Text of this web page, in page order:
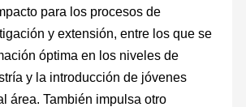
para los procesos de
y extensión, entre los que se
óptima en los niveles de
y la introducción de jóvenes
área. También impulsa otro